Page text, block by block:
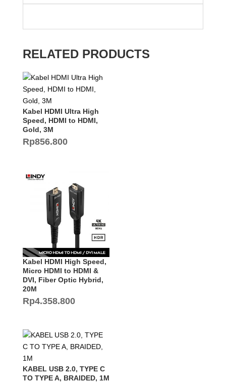
RELATED PRODUCTS
Kabel HDMI Ultra High
Speed, HDMI to HDMI,
Gold, 3M
Rp856.800
Kabel HDMI High Speed,
Micro HDMI to HDMI &
DVI, Fiber Optic Hybrid,
20M
Rp4.358.800
KABEL USB 2.0, TYPE C
TO TYPE A, BRAIDED, 1M